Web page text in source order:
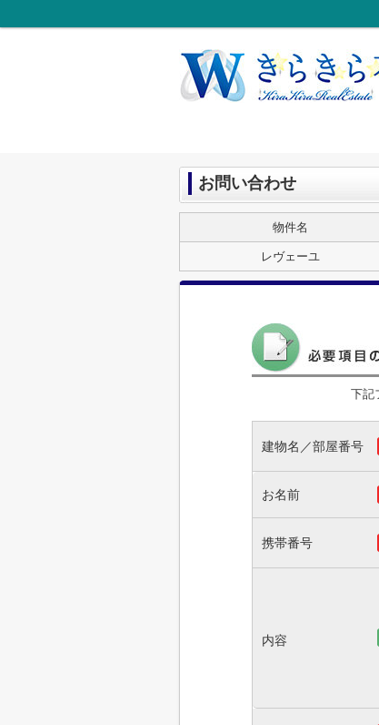
お問い合わせ
物件名
レヴェーユ
下記
建物名／部屋番号
お名前
携帯番号
内容